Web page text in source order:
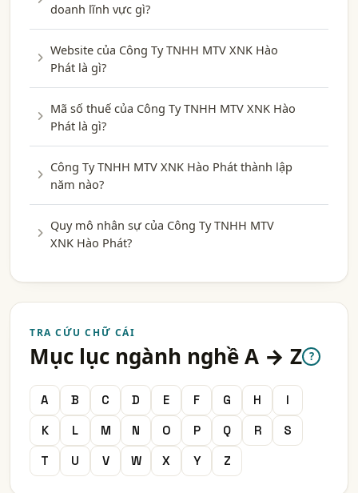
doanh lĩnh vực gì?
Website của Công Ty TNHH MTV XNK Hào
Phát là gì?
Mã số thuế của Công Ty TNHH MTV XNK Hào
Phát là gì?
Công Ty TNHH MTV XNK Hào Phát thành lập
năm nào?
Quy mô nhân sự của Công Ty TNHH MTV
XNK Hào Phát?
TRA CỨU CHỮ CÁI
Mục lục ngành nghề A → Z ?
A B C D E F G H
I
K
L M N O P Q R
S
T
U V W X Y Z